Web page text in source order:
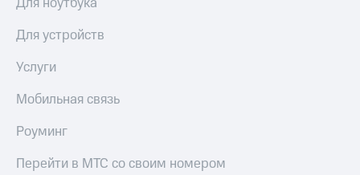
Для устройств
Услуги
Мобильная связь
Роуминг
Перейти в МТС со своим номером